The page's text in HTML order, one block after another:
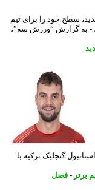
سطح خود را برای تیم
گزارش “ورزش سه”،
گنجلیک ترکیه با
- فصل